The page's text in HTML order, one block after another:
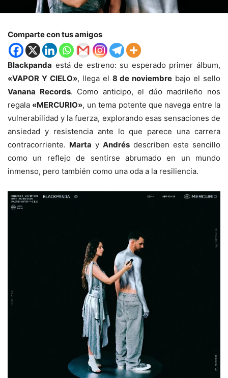
Comparte con tus amigos
Blackpanda está de estreno: su esperado primer álbum,
«VAPOR Y CIELO», llega el 8 de noviembre bajo el sello
Vanana Records. Como anticipo, el dúo madrileño nos
regala «MERCURIO», un tema potente que navega entre la
vulnerabilidad y la fuerza, explorando esas sensaciones de
ansiedad y resistencia ante lo que parece una carrera
contracorriente. Marta y Andrés describen este sencillo
como un reflejo de sentirse abrumado en un mundo
inmenso, pero también como una oda a la resiliencia.